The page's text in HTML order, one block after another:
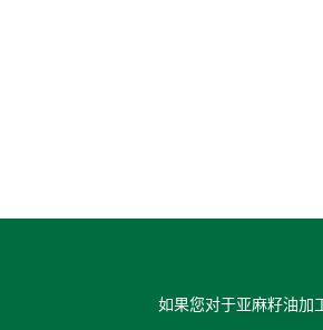
如果您对于亚麻籽油加